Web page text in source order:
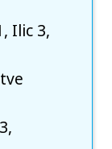
Ilic 3,